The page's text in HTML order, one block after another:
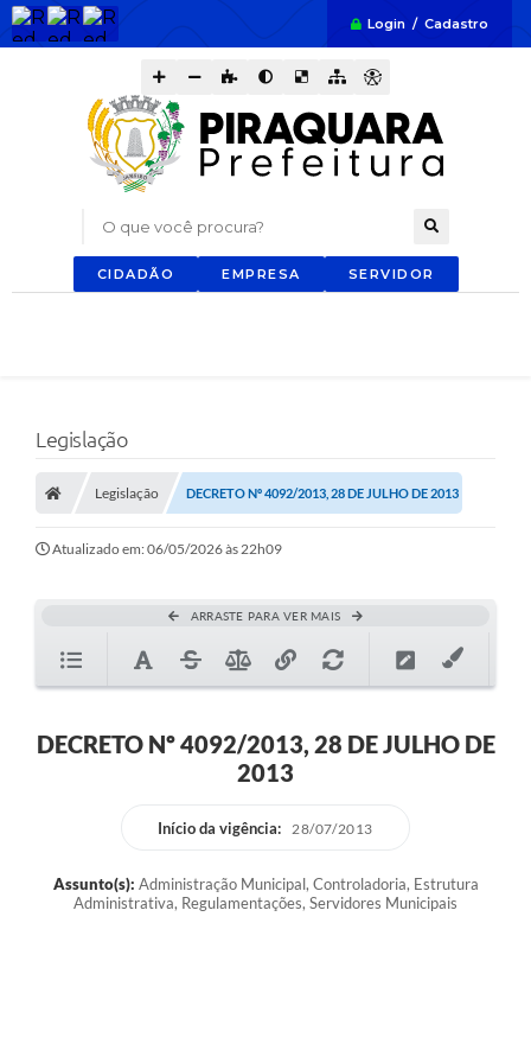
Login / Cadastro
O que você procura?
CIDADÃO EMPRESA SERVIDOR
Legislação
Legislação DECRETO Nº 4092/2013, 28 DE JULHO DE 2013
Atualizado em: 06/05/2026 às 22h09
ARRASTE PARA VER MAIS
DECRETO Nº 4092/2013, 28 DE JULHO DE
2013
Início da vigência: 28/07/2013
Assunto(s): Administração Municipal, Controladoria, Estrutura
Administrativa, Regulamentações, Servidores Municipais